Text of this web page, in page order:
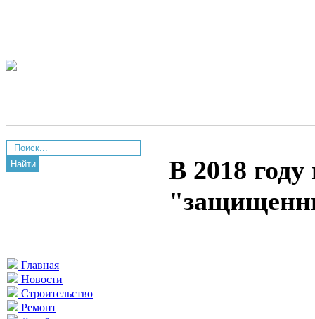
Найти
Главная
Новости
Строительство
Ремонт
В 2018 году